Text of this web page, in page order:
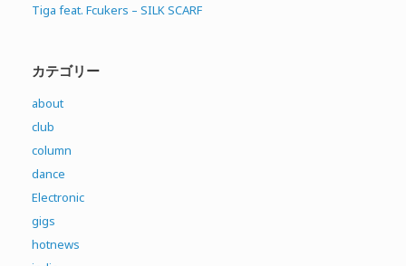
Tiga feat. Fcukers – SILK SCARF
カテゴリー
about
club
column
dance
Electronic
gigs
hotnews